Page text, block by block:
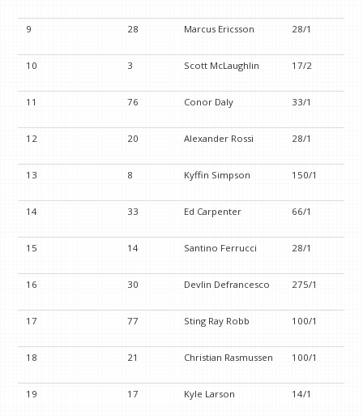
9 28 Marcus Ericsson 28/1
10 3 Scott McLaughlin 17/2
11 76 Conor Daly 33/1
12 20 Alexander Rossi 28/1
13 8 Kyffin Simpson 150/1
14 33 Ed Carpenter 66/1
15 14 Santino Ferrucci 28/1
16 30 Devlin Defrancesco 275/1
17 77 Sting Ray Robb 100/1
18 21 Christian Rasmussen 100/1
19 17 Kyle Larson 14/1